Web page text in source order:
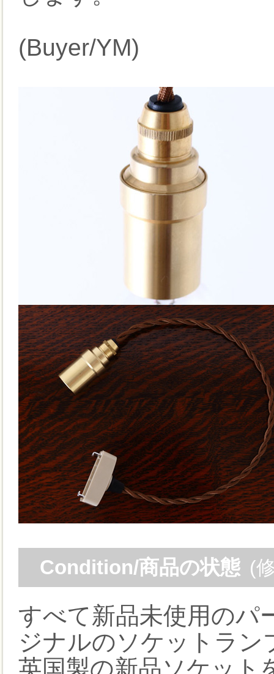
(Buyer/YM)
Condition/商品の状態 (
すべて新品未使用のパ
ジナルのソケットラン
英国製の新品ソケット